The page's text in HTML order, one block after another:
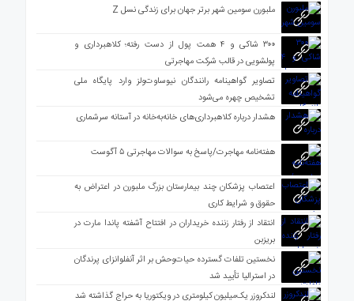
ملبورن سومین شهر برتر جهان برای زندگی نسل Z
۳۰۰ شاکی و ۴ همت پول از دست رفته؛ کلاهبرداری و
پولشویی در قالب شرکت مهاجرتی
تصاویر گواهینامه رانندگان نیوساوت‌ولز وارد پایگاه ملی
تشخیص چهره می‌شود
هشدار درباره کلاهبرداری‌های خانه‌به‌خانه در آستانه سرشماری
هفته‌نامه مهاجرت/پاسخ به سوالات مهاجرتی ۵ آگوست
اعتصاب پزشکان چند بیمارستان بزرگ ملبورن در اعتراض به
حقوق و شرایط کاری
انتقاد از رفتار زننده خریداران در افتتاح آشفته پاندا مارت در
بریزبن
نخستین تلفات گسترده حیات‌وحش بر اثر آنفلوانزای پرندگان
در استرالیا تأیید شد
لندکروزر یک‌میلیون کیلومتری در ویکتوریا به حراج گذاشته شد